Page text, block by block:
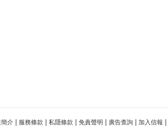
介 服務條款 私隱條款 免責聲明 廣告查詢 加入信報